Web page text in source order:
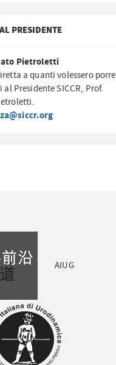
PRESIDENTE
Pietroletti
a quanti volessero porre
al Presidente SICCR, Prof.
AIUG